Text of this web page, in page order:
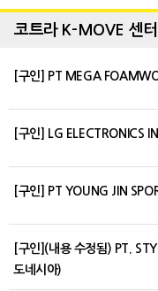
코트라 K-MOVE 센터
[구인] PT MEGA
[구인] LG ELECTRONICS
[구인] PT YOUNG JIN
[구인](내용 수정됨) PT.
도네시아)